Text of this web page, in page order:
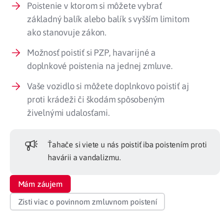
Poistenie v ktorom si môžete vybrať
základný balík alebo balík s vyšším limitom
ako stanovuje zákon.
Možnosť poistiť si PZP, havarijné a
doplnkové poistenia na jednej zmluve.
Vaše vozidlo si môžete doplnkovo poistiť aj
proti krádeži či škodám spôsobeným
živelnými udalosťami.
Ťahače si viete u nás poistiť iba poistením proti
havárii a vandalizmu.
Mám záujem
Zisti viac o povinnom zmluvnom poistení